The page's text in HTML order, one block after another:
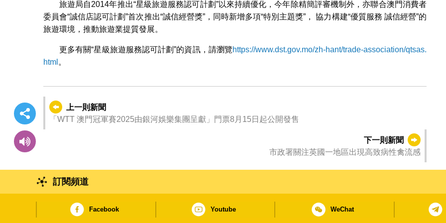
旅遊局自2014年推出“星級旅遊服務認可計劃”以來持續優化，今年除精簡評審機制外，亦聯合澳門消費者
委員會“誠信店認可計劃”首次推出“誠信經營獎”，同時新增多項“特別主題獎”， 協力構建“優質服務 誠信經營”的
旅遊環境，推動旅遊業提質發展。
更多有關“星級旅遊服務認可計劃”的資訊，請瀏覽https://www.dst.gov.mo/zh-hant/trade-association/qtsas.
html 。
上一則新聞
「WTT 澳門冠軍賽2025由銀河娛樂集團呈獻」門票8月15日起公開發售
下一則新聞
市政署關注英國一地區出現高致病性禽流感
訂閱頻道
Facebook Youtube WeChat